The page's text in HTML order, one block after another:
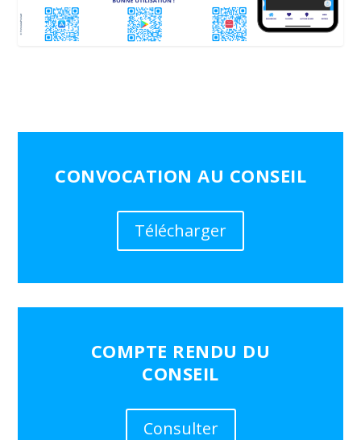
CONVOCATION AU CONSEIL
Télécharger
COMPTE RENDU DU
CONSEIL
Consulter